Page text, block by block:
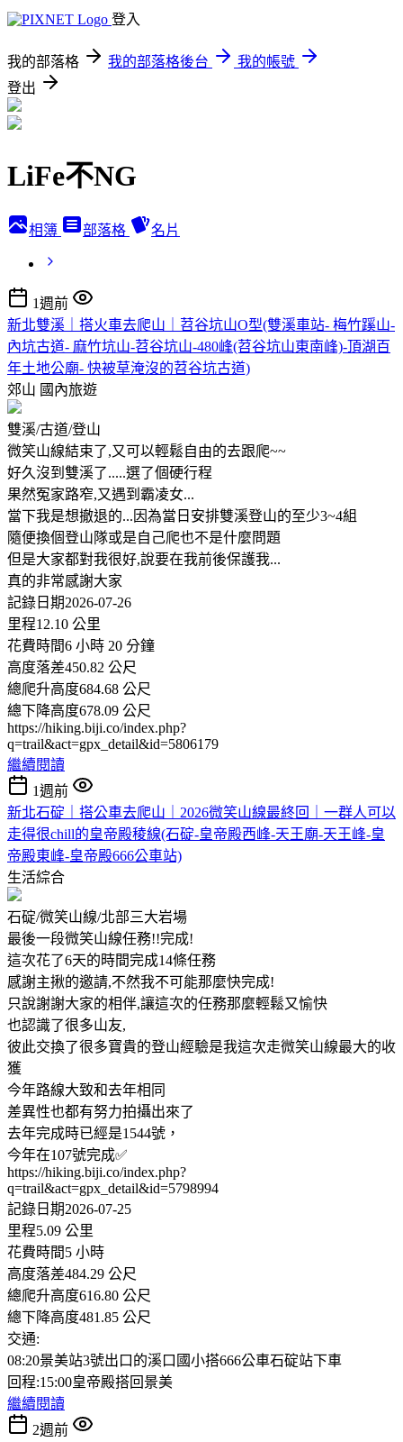
登入
我的部落格 我的部落格後台
我的帳號
登出
LiFe不NG
相簿 部落格 名片
1週前
新北雙溪｜搭火車去爬山｜苕谷坑山O型(雙溪車站- 梅竹蹊山-
內坑古道- 麻竹坑山-苕谷坑山-480峰(苕谷坑山東南峰)-頂湖百
年土地公廟- 快被草淹沒的苕谷坑古道)
郊山 國內旅遊
雙溪/古道/登山
微笑山線結束了,又可以輕鬆自由的去跟爬~~
好久沒到雙溪了.....選了個硬行程
果然冤家路窄,又遇到霸凌女...
當下我是想撤退的...因為當日安排雙溪登山的至少3~4組
隨便換個登山隊或是自己爬也不是什麼問題
但是大家都對我很好,說要在我前後保護我...
真的非常感謝大家
記錄日期2026-07-26
里程12.10 公里
花費時間6 小時 20 分鐘
高度落差450.82 公尺
總爬升高度684.68 公尺
總下降高度678.09 公尺
https://hiking.biji.co/index.php?
q=trail&act=gpx_detail&id=5806179
繼續閱讀
1週前
新北石碇｜搭公車去爬山｜2026微笑山線最終回｜一群人可以
走得很chill的皇帝殿稜線(石碇-皇帝殿西峰-天王廟-天王峰-皇
帝殿東峰-皇帝殿666公車站)
生活綜合
石碇/微笑山線/北部三大岩場
最後一段微笑山線任務!!完成!
這次花了6天的時間完成14條任務
感謝主揪的邀請,不然我不可能那麼快完成!
只說謝謝大家的相伴,讓這次的任務那麼輕鬆又愉快
也認識了很多山友,
彼此交換了很多寶貴的登山經驗是我這次走微笑山線最大的收
獲
今年路線大致和去年相同
差異性也都有努力拍攝出來了
去年完成時已經是1544號，
今年在107號完成✅
https://hiking.biji.co/index.php?
q=trail&act=gpx_detail&id=5798994
記錄日期2026-07-25
里程5.09 公里
花費時間5 小時
高度落差484.29 公尺
總爬升高度616.80 公尺
總下降高度481.85 公尺
交通:
08:20景美站3號出口的溪口國小搭666公車石碇站下車
回程:15:00皇帝殿搭回景美
繼續閱讀
2週前